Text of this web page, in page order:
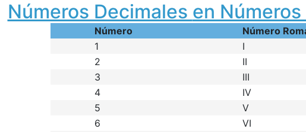
Números Decimales en
Número
Número
1
I
2
II
3
III
4
IV
5
V
6
VI